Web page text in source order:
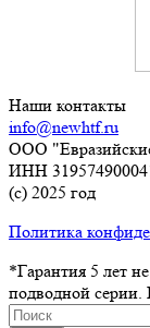
Наши контакты
info@newhtf.ru
ООО
ИНН
(с) 2025 год
Политика
*Гарантия 5 лет
подводной серии.